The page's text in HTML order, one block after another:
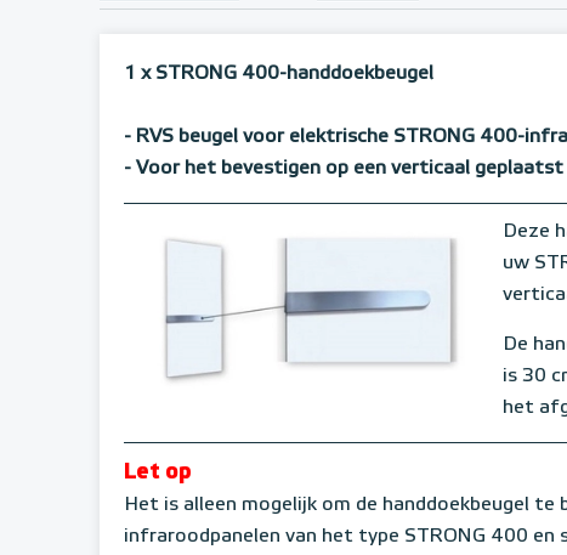
1 x STRONG 400-handdoekbeugel
- RVS beugel voor elektrische STRONG 400-
- Voor het bevestigen op een verticaal geplaatst
Deze
uw
De
is 30
het
Let op
Het is alleen mogelijk om de handdoekbeugel
infraroodpanelen van het type STRONG 400 en